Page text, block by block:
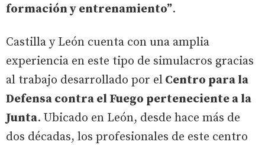
formación y entrenamiento”.
Castilla y León cuenta con una amplia
experiencia en este tipo de simulacros gracias
al trabajo desarrollado por el Centro para la
Defensa contra el Fuego perteneciente a la
Junta. Ubicado en León, desde hace más de
dos décadas, los profesionales de este centro